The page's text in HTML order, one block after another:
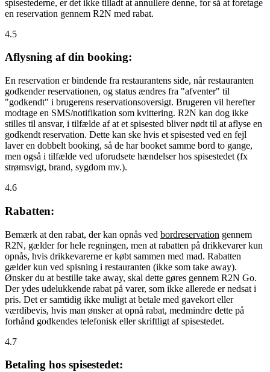
spisestederne, er det ikke tilladt at annullere denne, for så at foretage
en reservation gennem R2N med rabat.
4.5
Aflysning af din booking:
En reservation er bindende fra restaurantens side, når restauranten
godkender reservationen, og status ændres fra "afventer" til
"godkendt" i brugerens reservationsoversigt. Brugeren vil herefter
modtage en SMS/notifikation som kvittering. R2N kan dog ikke
stilles til ansvar, i tilfælde af at et spisested bliver nødt til at aflyse en
godkendt reservation. Dette kan ske hvis et spisested ved en fejl
laver en dobbelt booking, så de har booket samme bord to gange,
men også i tilfælde ved uforudsete hændelser hos spisestedet (fx
strømsvigt, brand, sygdom mv.).
4.6
Rabatten:
Bemærk at den rabat, der kan opnås ved bordreservation gennem
R2N, gælder for hele regningen, men at rabatten på drikkevarer kun
opnås, hvis drikkevarerne er købt sammen med mad. Rabatten
gælder kun ved spisning i restauranten (ikke som take away).
Ønsker du at bestille take away, skal dette gøres gennem R2N Go.
Der ydes udelukkende rabat på varer, som ikke allerede er nedsat i
pris. Det er samtidig ikke muligt at betale med gavekort eller
værdibevis, hvis man ønsker at opnå rabat, medmindre dette på
forhånd godkendes telefonisk eller skriftligt af spisestedet.
4.7
Betaling hos spisestedet: